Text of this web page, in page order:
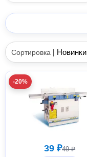
Сортировка | Новинки
-20%
39 ₽49 ₽